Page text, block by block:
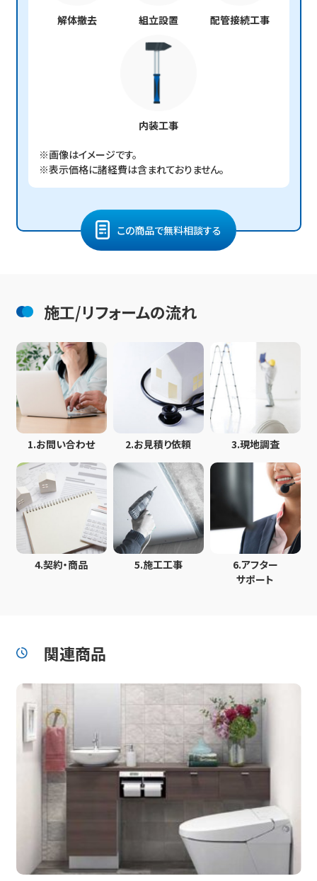
解体撤去 組立設置 配管接続工事
内装工事
※画像はイメージです。
※表示価格に諸経費は含まれておりません。
この商品で無料相談する
施工/リフォームの流れ
1.お問い合わせ 2.お見積り依頼 3.現地調査
4.契約・商品 5.施工工事 6.アフター
サポート
関連商品